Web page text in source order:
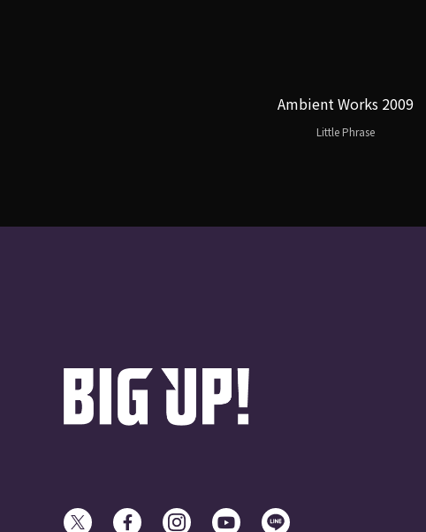
Ambient Works 2009
Little Phrase